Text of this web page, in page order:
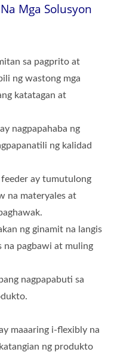
Mga Solusyon
sa pagprito at
ng wastong mga
katatagan at
nagpapahaba ng
ng kalidad
ay tumutulong
na materyales at
ng ginamit na langis
na pagbawi at muling
nagpapabuti sa
maaaring i-flexibly na
ng produkto